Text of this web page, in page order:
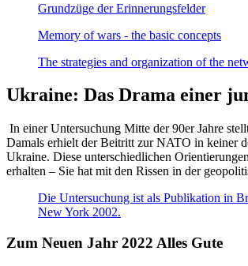
Grundzüge der Erinnerungsfelder
Memory of wars - the basic concepts
The strategies and organization of the
Ukraine: Das Drama einer
In einer Untersuchung Mitte der 90er Jahre
Damals erhielt der Beitritt zur NATO in keiner
Ukraine. Diese unterschiedlichen
erhalten – Sie hat mit den Rissen in der
Die Untersuchung ist als Publikation in
New York 2002.
Zum Neuen Jahr 2022 Alles Gute